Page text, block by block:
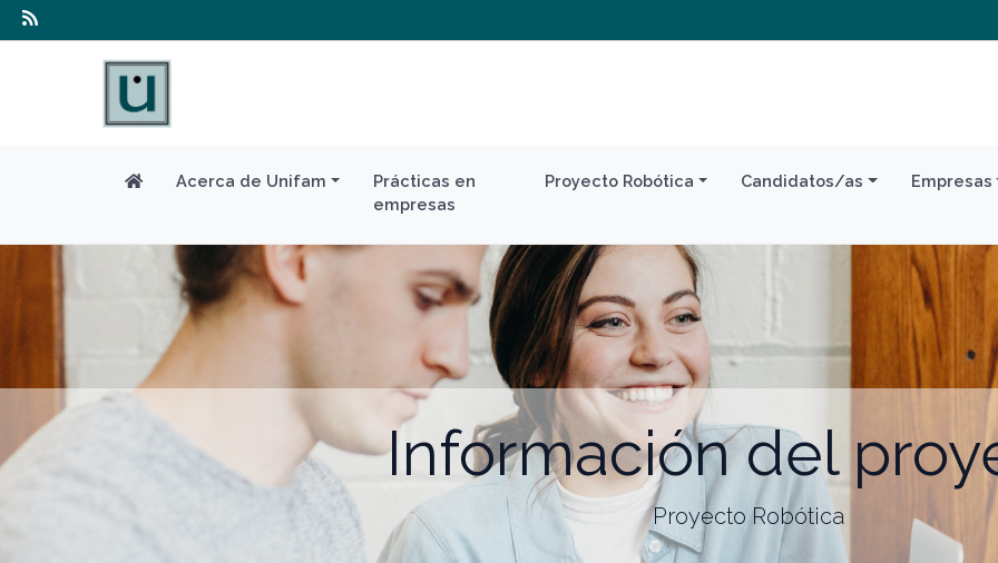
Acerca de Unifam
Prácticas en
empresas
Proyecto Robótica Candidatos/as Empresas
Información del
Proyecto Robótica